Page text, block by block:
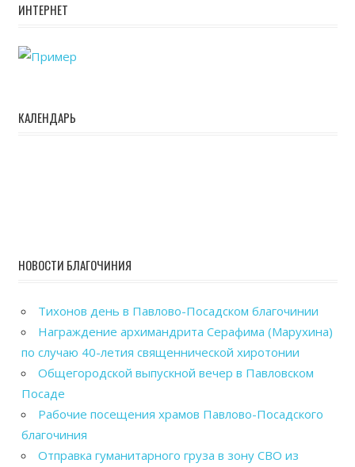
ИНТЕРНЕТ
КАЛЕНДАРЬ
НОВОСТИ БЛАГОЧИНИЯ
Тихонов день в Павлово-Посадском благочинии
Награждение архимандрита Серафима (Марухина)
по случаю 40-летия священнической хиротонии
Общегородской выпускной вечер в Павловском
Посаде
Рабочие посещения храмов Павлово-Посадского
благочиния
Отправка гуманитарного груза в зону СВО из